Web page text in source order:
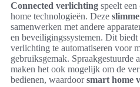
Connected verlichting speelt
home technologieën. Deze
samenwerken met andere
en beveiligingssystemen. Dit
verlichting te automatiseren voor
gebruiksgemak. Spraakgestuurde
maken het ook mogelijk om de
bedienen, waardoorsmart home